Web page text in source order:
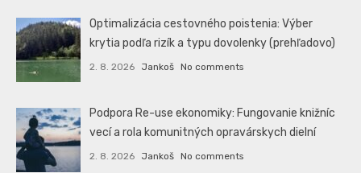
Optimalizácia cestovného poistenia: Výber
krytia podľa rizík a typu dovolenky (prehľadovo)
2. 8. 2026 Jankoš No comments
Podpora Re-use ekonomiky: Fungovanie knižníc
vecí a rola komunitných opravárskych dielní
2. 8. 2026 Jankoš No comments